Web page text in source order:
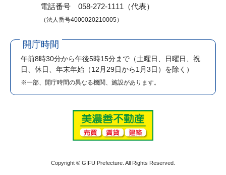
電話番号 058-272-1111（代表）
（法人番号4000020210005）
開庁時間
午前8時30分から午後5時15分まで （土曜日、日曜日、祝
日、休日、年末年始（12月29日から1月3日）を除く）
※一部、開庁時間の異なる機関、施設があります。
Copyright © GIFU Prefecture. All Rights Reserved.